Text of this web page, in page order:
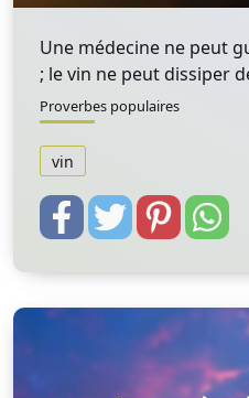
Une médecine ne peut
; le vin ne peut dissiper
Proverbes populaires
vin